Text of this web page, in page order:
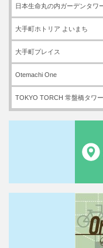
日本生命丸の内ガーデンタワ
大手町ホトリア よいまち
大手町プレイス
Otemachi One
TOKYO TORCH 常盤橋タワー